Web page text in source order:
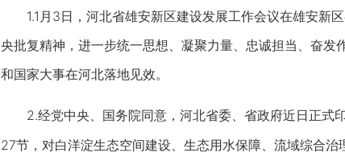
1.1月3日，河北省雄安新区建设发展工作会议在雄安新
央批复精神，进一步统一思想、凝聚力量、忠诚担当、奋
和国家大事在河北落地见效。
2.经党中央、国务院同意，河北省委、省政府近日正式
27节，对白洋淀生态空间建设、生态用水保障、流域综合